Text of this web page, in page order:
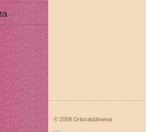
© 2009 Orlovakidswear